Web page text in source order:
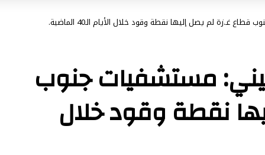
غـ.زة لم يصل إليها نقطة وقود خلال الأيام الـ40 الماضية.
مستشفيات جنوب
نقطة وقود خلال